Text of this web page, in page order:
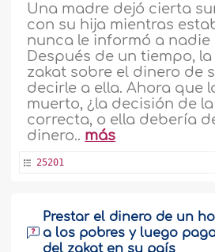
Una madre dejó cierta
con su hija mientras
nunca le informó a nadie
Después de un tiempo,
zakat sobre el dinero de
decirle a ella. Ahora que
muerto, ¿la decisión de
correcta, o ella debería
dinero.. más
25201
Prestar el dinero de un
a los pobres y luego
del zakat en su país